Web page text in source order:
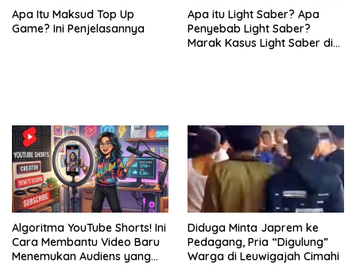
Apa Itu Maksud Top Up
Game? Ini Penjelasannya
Apa itu Light Saber? Apa
Penyebab Light Saber?
Marak Kasus Light Saber di
Algoritma YouTube Shorts! Ini
Cara Membantu Video Baru
Menemukan Audiens yang
Diduga Minta Japrem ke
Pedagang, Pria “Digulung”
Warga di Leuwigajah Cimahi